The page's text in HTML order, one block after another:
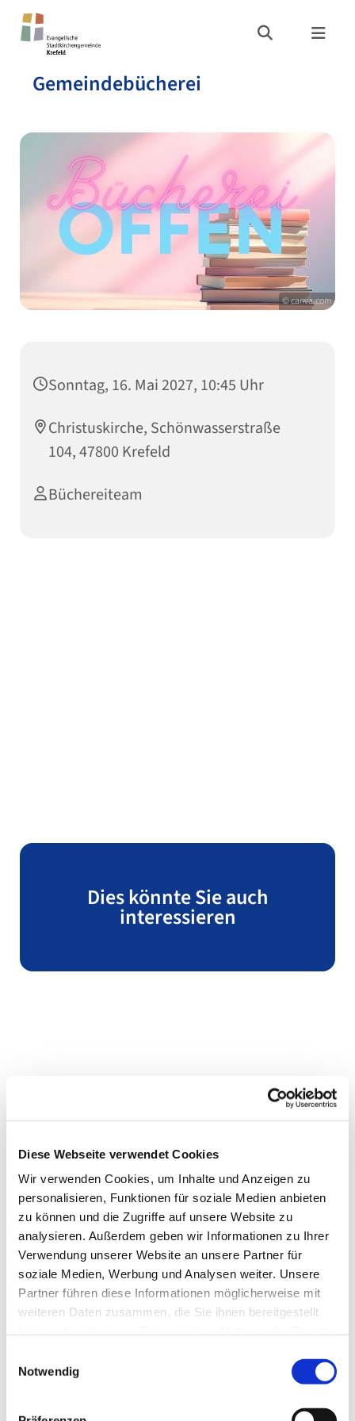
Diese Webseite verwendet Cookies
Wir verwenden Cookies, um Inhalte und Anzeigen zu
personalisieren, Funktionen für soziale Medien anbieten
zu können und die Zugriffe auf unsere Website zu
analysieren. Außerdem geben wir Informationen zu Ihrer
Verwendung unserer Website an unsere Partner für
soziale Medien, Werbung und Analysen weiter. Unsere
Partner führen diese Informationen möglicherweise mit
weiteren Daten zusammen, die Sie ihnen bereitgestellt
Notwendig
Gemeindebücherei
© canva.com
Sonntag, 16. Mai 2027, 10:45 Uhr
Christuskirche, Schönwasserstraße
104, 47800 Krefeld
Büchereiteam
Dies könnte Sie auch
interessieren
Gemeindebrief